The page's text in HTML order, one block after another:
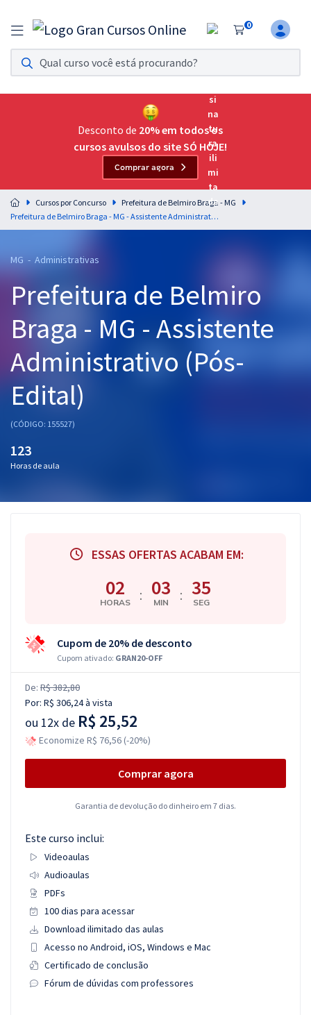
0
Assinatura Ilimitada 11
Acesso a todos os cursos. Teste grátis por 7 dias!
Assinatura OAB Até Passar
Acesso ilimitado a toda preparação para o Exame da
Residências Multiprofissionais
Preparação completa e intensiva para as principais
residências em saúde do Brasil
Cursos 20% OFF
Pós
Graduação
OAB
Questões grátis
Desconto de 20% em todos os
cursos avulsos do site SÓ HOJE!
Comprar agora
Cursos por Concurso
Prefeitura de Belmiro Braga - MG
Prefeitura de Belmiro Braga - MG - Assistente Administrativo (Pós-Edital)
MG - Administrativas
Prefeitura de Belmiro
Braga - MG - Assistente
Administrativo (Pós-
Edital)
(CÓDIGO: 155527)
123
Horas de aula
ESSAS OFERTAS ACABAM EM:
02
HORAS : 03
MIN : 35
SEG
Cupom de 20% de desconto
Cupom ativado: GRAN20-OFF
De: R$ 382,80
Por: R$ 306,24à vista
ou 12x de R$ 25,52
Economize R$ 76,56 (-20%)
Comprar agora
Garantia de devolução do dinheiro em 7 dias.
Este curso inclui:
Videoaulas
Audioaulas
PDFs
100 dias para acessar
Download ilimitado das aulas
Acesso no Android, iOS, Windows e Mac
Certificado de conclusão
Fórum de dúvidas com professores